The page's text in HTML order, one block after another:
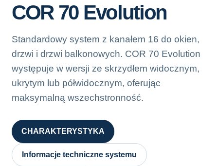
COR 70 Evolution
Standardowy system z kanałem 16 do okien,
drzwi i drzwi balkonowych. COR 70 Evolution
występuje w wersji ze skrzydłem widocznym,
ukrytym lub półwidocznym, oferując
maksymalną wszechstronność.
CHARAKTERYSTYKA
Informacje techniczne systemu